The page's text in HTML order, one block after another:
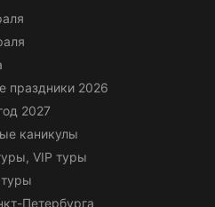
праздники 2026
2027
каникулы
VIP туры
Петербурга